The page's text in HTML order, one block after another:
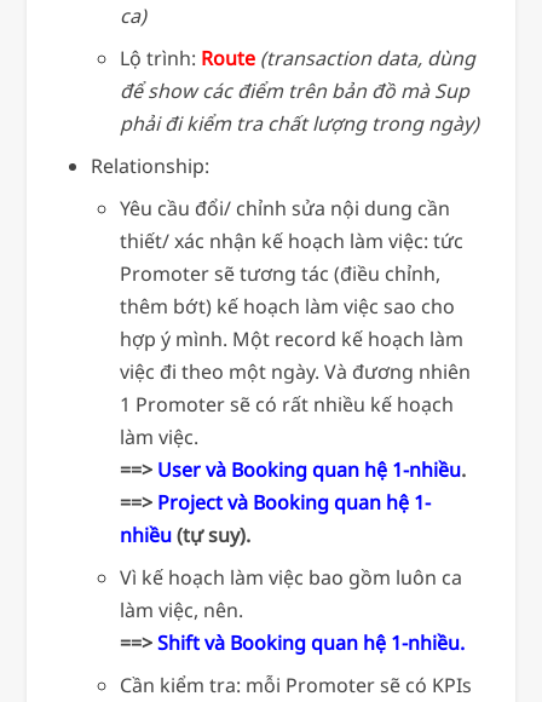
ca)
Lộ trình: Route (transaction data, dùng
để show các điểm trên bản đồ mà Sup
phải đi kiểm tra chất lượng trong ngày)
Relationship:
Yêu cầu đổi/ chỉnh sửa nội dung cần
thiết/ xác nhận kế hoạch làm việc: tức
Promoter sẽ tương tác (điều chỉnh,
thêm bớt) kế hoạch làm việc sao cho
hợp ý mình. Một record kế hoạch làm
việc đi theo một ngày. Và đương nhiên
1 Promoter sẽ có rất nhiều kế hoạch
làm việc.
==> User và Booking quan hệ 1-nhiều.
==> Project và Booking quan hệ 1-
nhiều(tự suy).
Vì kế hoạch làm việc bao gồm luôn ca
làm việc, nên.
==>Shift và Booking quan hệ 1-nhiều.
Cần kiểm tra: mỗi Promoter sẽ có KPIs